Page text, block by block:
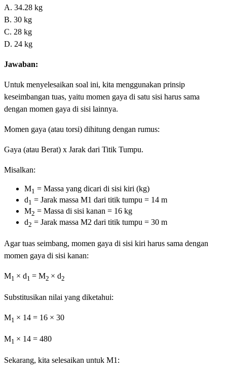
A. 34.28 kg
B. 30 kg
C. 28 kg
D. 24 kg
Jawaban:
Untuk menyelesaikan soal ini, kita menggunakan prinsip
keseimbangan tuas, yaitu momen gaya di satu sisi harus sama
dengan momen gaya di sisi lainnya.
Momen gaya (atau torsi) dihitung dengan rumus:
Gaya (atau Berat) x Jarak dari Titik Tumpu.
Misalkan:
M1 ​ = Massa yang dicari di sisi kiri (kg)
d1 ​ = Jarak massa M1​ dari titik tumpu = 14 m
M2 ​ = Massa di sisi kanan = 16 kg
d2 ​ = Jarak massa M2​ dari titik tumpu = 30 m
Agar tuas seimbang, momen gaya di sisi kiri harus sama dengan
momen gaya di sisi kanan:
M1 × d1 ​= M2 × d2
Substitusikan nilai yang diketahui:
M1 ​× 14 = 16 × 30
M1 × 14 = 480
Sekarang, kita selesaikan untuk M1​: